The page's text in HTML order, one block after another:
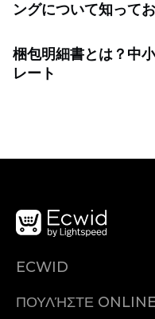
ングについて知って
梱包明細書とは？中
レート
ECWID
Τιμολόγηση
ΠΟΥΛΉΣΤΕ ONLINE